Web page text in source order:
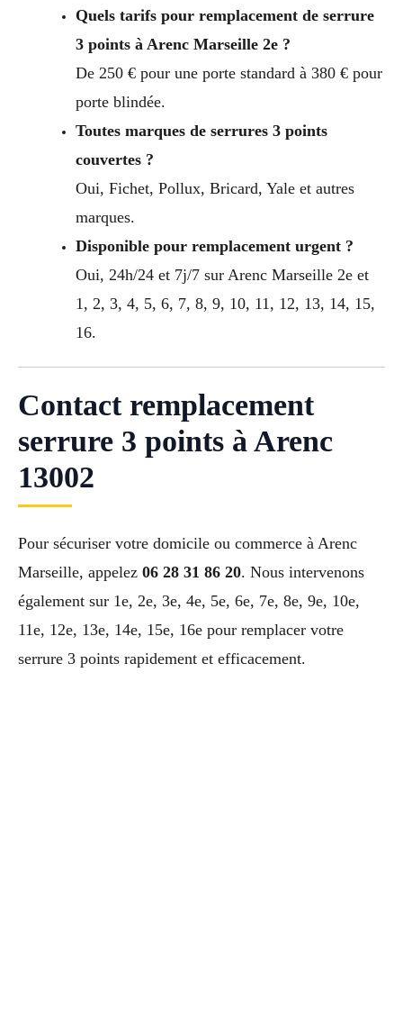
Quels tarifs pour remplacement de serrure
3 points à Arenc Marseille 2e ?
De 250 € pour une porte standard à 380 € pour
porte blindée.
Toutes marques de serrures 3 points
couvertes ?
Oui, Fichet, Pollux, Bricard, Yale et autres
marques.
Disponible pour remplacement urgent ?
Oui, 24h/24 et 7j/7 sur Arenc Marseille 2e et
1, 2, 3, 4, 5, 6, 7, 8, 9, 10, 11, 12, 13, 14, 15,
16.
Contact remplacement
serrure 3 points à Arenc
13002
Pour sécuriser votre domicile ou commerce à Arenc
Marseille, appelez 06 28 31 86 20. Nous intervenons
également sur 1e, 2e, 3e, 4e, 5e, 6e, 7e, 8e, 9e, 10e,
11e, 12e, 13e, 14e, 15e, 16e pour remplacer votre
serrure 3 points rapidement et efficacement.